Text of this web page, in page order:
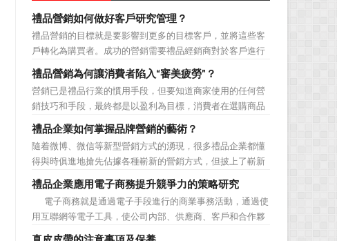
禮品營銷如何做好客戶研究管理？
禮品營銷的目標就是要影響到更多的目標客戶，並將這些客
戶轉化為購買者。成功的營銷需要禮品經銷商對於客戶進行
相應的分類，了解不同類型客戶的貢獻度，從而有的放矢的
制定相應的營銷對策，而這需要對於客戶研究方面更多地投
入，這不僅是銷售環節的事，也需要營銷管理策略的整體支
持。具體來說，有以下...
禮品營銷為何讓消費者陷入“審美疲勞”？
營銷已是禮品行業的慣用手段，但要知道商家使用的任何營
銷技巧和手段，最終都是以盈利為目標，消費者在選購商品
時最為關注的便是如何利用最低的費用購買到最超值的貨
品。在禮品公司使用常規的營銷方式的同時，消費者也不免
走陷入了“審美疲勞”。 編者總結了最讓消費者對禮品行
業營銷產生免疫...
禮品企業如何掌握品牌營銷的藝術？
隨着微博、微信等新型營銷方式的湧現，很多禮品企業都懂
得與時俱進地搶先佔據各種嶄新的營銷方式，但披上了嶄新
的營銷軀殼，卻沒有掌握營銷的靈魂。要知道，營銷真正的
價值不是將品牌鋪設到消費者眼前，而是將品牌印到消費者
心裡 與消費者的心理距離的拉近，並不是一朝一夕的事
情，需要做好持...
禮品企業應用電子商務提升競爭力的策略研究
電子商務就是通過電子手段進行的商業事務活動，通過使
用互聯網等電子工具，使公司內部、供應商、客戶和合作夥
伴之間，利用電子業務共享信息，實現企業間業務流程的電